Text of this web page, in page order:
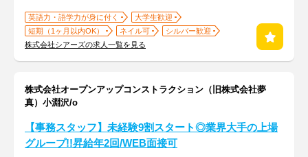
英語力・語学力が身に付く
大学生歓迎
短期（1ヶ月以内OK）
ネイル可
シルバー歓迎
株式会社シアーズの求人一覧を見る
株式会社オープンアップコンストラクション（旧株式会社夢
真）小淵沢/o
【事務スタッフ】未経験9割スタート◎業界大手の上場
グループ!!昇給年2回/WEB面接可